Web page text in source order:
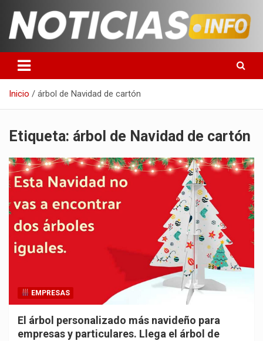
contenido
Noticias en español
Inicio árbol de Navidad de cartón
Etiqueta: árbol de Navidad de cartón
EMPRESAS
El árbol personalizado más navideño para
empresas y particulares. Llega el árbol de